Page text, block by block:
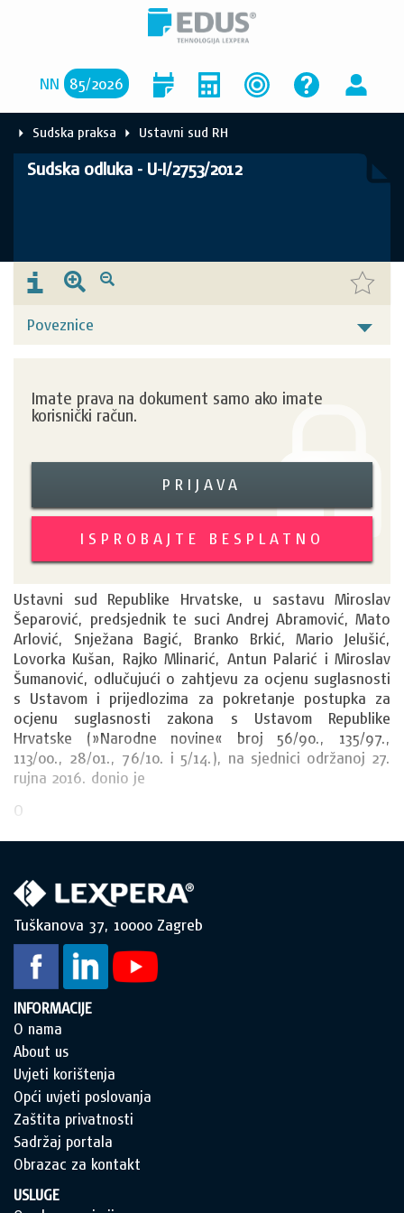
NN 85/2026
Sudska praksa Ustavni sud RH
Sudska odluka - U-I/2753/2012
Poveznice
Imate prava na dokument samo ako imate
korisnički račun.
PRIJAVA
ISPROBAJTE BESPLATNO
Ustavni sud Republike Hrvatske, u sastavu Miroslav
Šeparović, predsjednik te suci Andrej Abramović, Mato
Arlović, Snježana Bagić, Branko Brkić, Mario Jelušić,
Lovorka Kušan, Rajko Mlinarić, Antun Palarić i Miroslav
Šumanović, odlučujući o zahtjevu za ocjenu suglasnosti
s Ustavom i prijedlozima za pokretanje postupka za
ocjenu suglasnosti zakona s Ustavom Republike
Hrvatske (»Narodne novine« broj 56/90., 135/97.,
113/00., 28/01., 76/10. i 5/14.), na sjednici održanoj 27.
rujna 2016. donio je
O
Tuškanova 37, 10000 Zagreb
INFORMACIJE
O nama
About us
Uvjeti korištenja
Opći uvjeti poslovanja
Zaštita privatnosti
Sadržaj portala
Obrazac za kontakt
USLUGE